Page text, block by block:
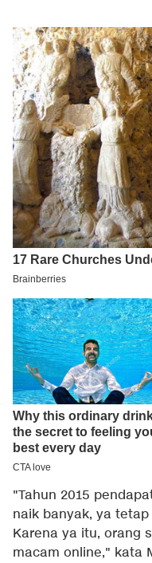
"Tahun 2015
naik banyak, ya
Karena ya itu, orang
macam online," kata